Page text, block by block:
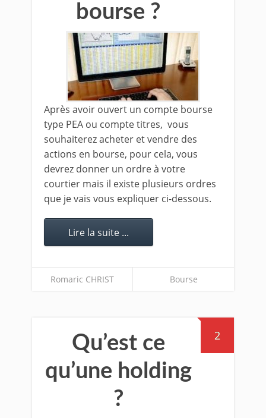
bourse ?
Après avoir ouvert un compte bourse
type PEA ou compte titres, vous
souhaiterez acheter et vendre des
actions en bourse, pour cela, vous
devrez donner un ordre à votre
courtier mais il existe plusieurs ordres
que je vais vous expliquer ci-dessous.
Lire la suite ...
Romaric CHRIST Bourse
2
Qu’est ce
qu’une holding
?